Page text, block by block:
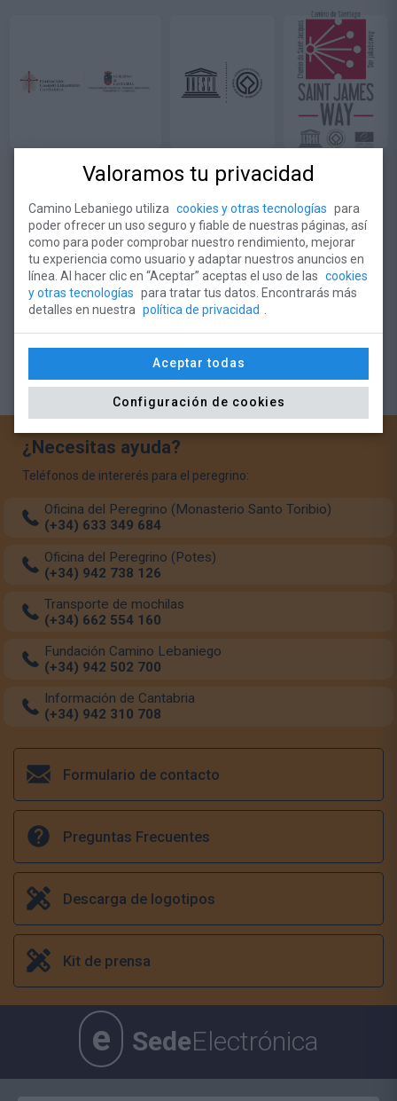
¿Quieres estar informado de toda la
actualidad de la Fundación Camino
Lebaniego?
Suscríbete al Newsletter
¿Necesitas ayuda?
Teléfonos de intererés para el peregrino:
Oficina del Peregrino (Monasterio Santo Toribio)
(+34) 633 349 684
Oficina del Peregrino (Potes)
(+34) 942 738 126
Transporte de mochilas
(+34) 662 554 160
Fundación Camino Lebaniego
(+34) 942 502 700
Información de Cantabria
(+34) 942 310 708
Formulario de contacto
Preguntas Frecuentes
Descarga de logotipos
Kit de prensa
e SedeElectrónica
Valoramos tu privacidad
Camino Lebaniego utiliza cookies y otras tecnologías para
poder ofrecer un uso seguro y fiable de nuestras páginas, así
como para poder comprobar nuestro rendimiento, mejorar
tu experiencia como usuario y adaptar nuestros anuncios en
línea. Al hacer clic en “Aceptar” aceptas el uso de las cookies
y otras tecnologías para tratar tus datos. Encontrarás más
detalles en nuestra política de privacidad
Aceptar todas
Configuración de cookies